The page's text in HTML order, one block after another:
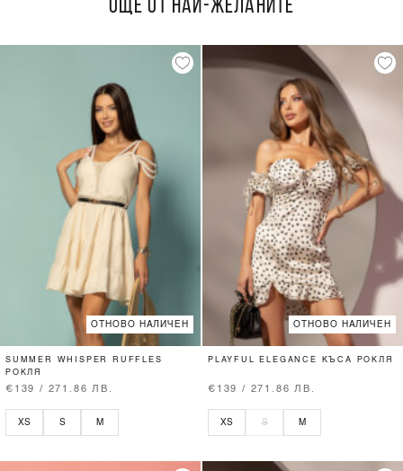
ОЩЕ ОТ НАЙ-ЖЕЛАНИТЕ
ОТНОВО НАЛИЧЕН
SUMMER WHISPER RUFFLES
РОКЛЯ
€139 / 271.86 ЛВ.
XS S M
ОТНОВО НАЛИЧЕН
PLAYFUL ELEGANCE КЪСА РОКЛЯ
€139 / 271.86 ЛВ.
XS S M